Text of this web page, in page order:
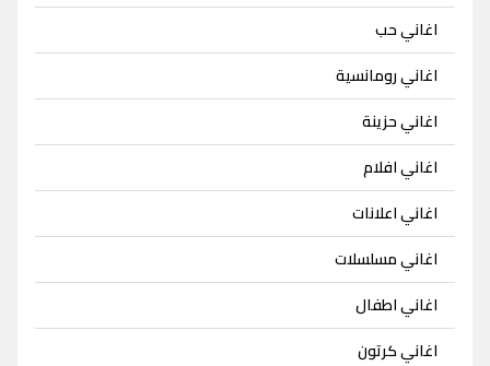
اغاني حب
اغاني رومانسية
اغاني حزينة
اغاني افلام
اغاني اعلانات
اغاني مسلسلات
اغاني اطفال
اغاني كرتون